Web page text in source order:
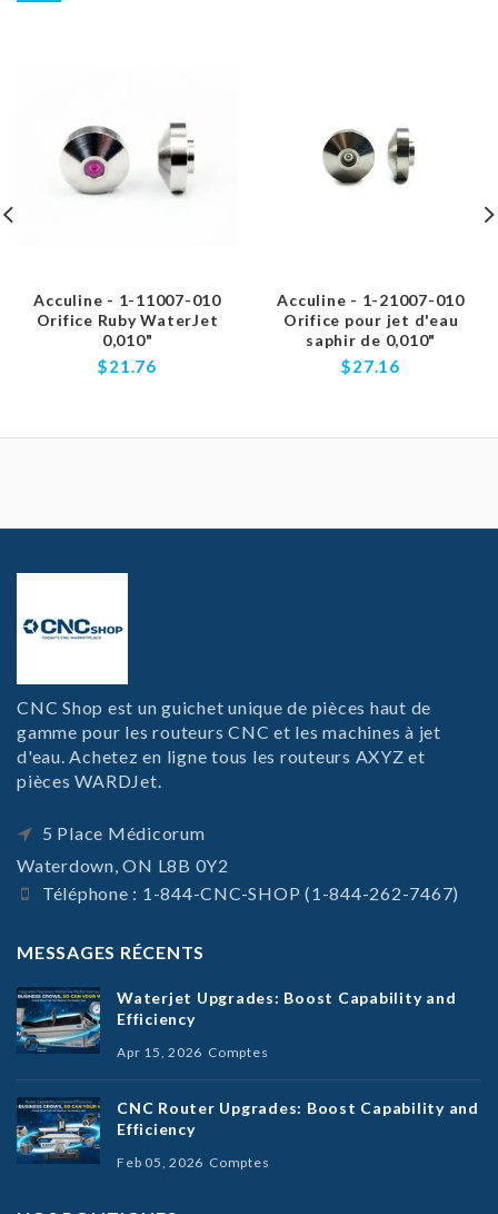
Acculine - 1-11007-010
Orifice Ruby WaterJet
0,010"
$21.76
Acculine - 1-21007-010
Orifice pour jet d'eau
saphir de 0,010"
$27.16
CNC Shop est un guichet unique de pièces haut de
gamme pour les routeurs CNC et les machines à jet
d'eau. Achetez en ligne tous les routeurs AXYZ et
pièces WARDJet.
5 Place Médicorum
Waterdown, ON L8B 0Y2
Téléphone : 1-844-CNC-SHOP (1-844-262-7467)
MESSAGES RÉCENTS
Waterjet Upgrades: Boost Capability and
Efficiency
Apr 15, 2026 Comptes
CNC Router Upgrades: Boost Capability and
Efficiency
Feb 05, 2026 Comptes